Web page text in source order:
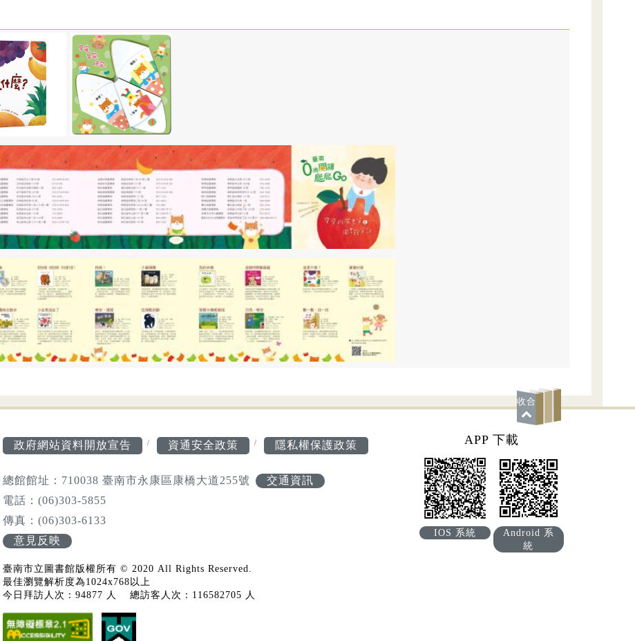
收合
政府網站資料開放宣告 資通安全政策 隱私權保護政策
總館館址：710038 臺南市永康區康橋大道255號
交通資訊
電話：(06)303-5855
傳真：(06)303-6133
意見反映
臺南市立圖書館版權所有 © 2020 All Rights Reserved.
最佳瀏覽解析度為1024x768以上
今日拜訪人次：94877 人
總訪客人次：116582705 人
APP 下載
IOS 系統
Android 系
統